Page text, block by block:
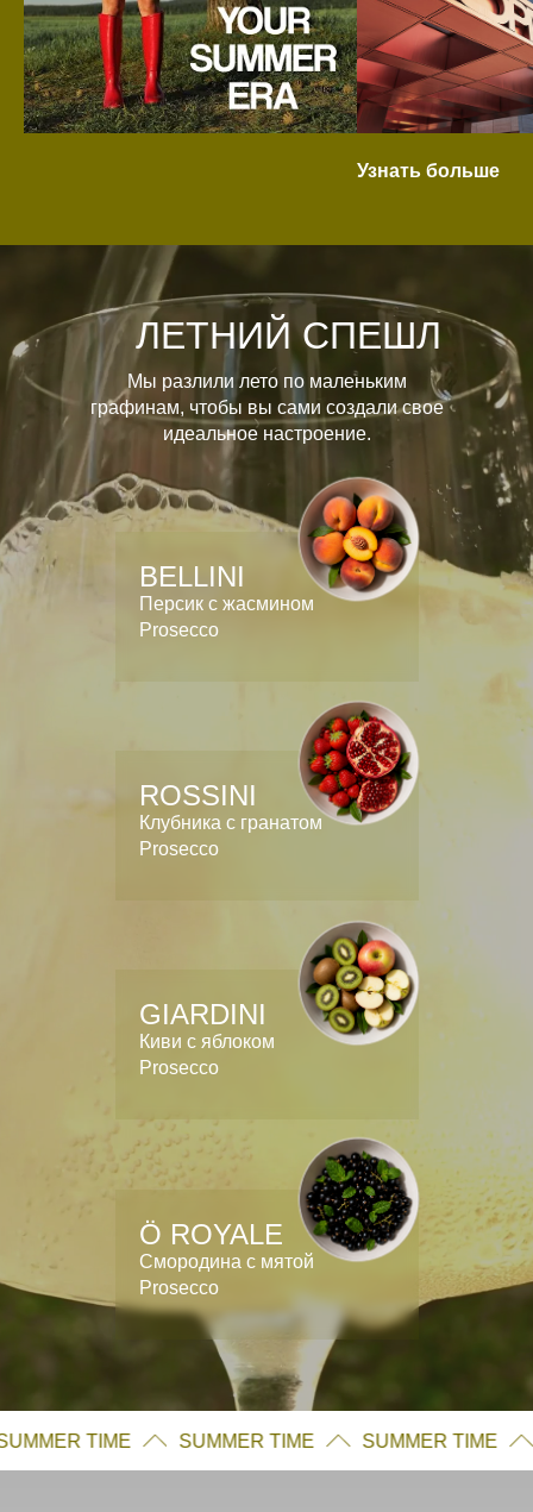
Узнать больше
Ö ROYALE
Смородина с мятой
Prosecco
GIARDINI
Киви с яблоком
Prosecco
ЛЕТНИЙ СПЕШЛ
Мы разлили лето по маленьким
графинам, чтобы вы сами создали свое
идеальное настроение.
ROSSINI
Клубника с гранатом
Prosecco
BELLINI
Персик с жасмином
Prosecco
SUMMER TIME SUMMER TIME SUMMER